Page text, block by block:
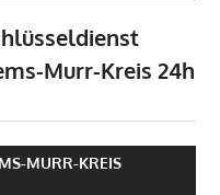
Murr-Kreis 24h
MURR-KREIS